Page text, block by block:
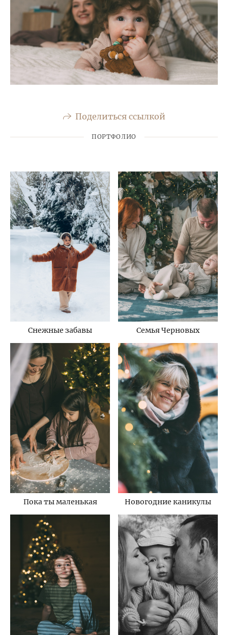
Поделиться ссылкой
ПОРТФОЛИО
Снежные забавы Семья Черновых
Пока ты маленькая Новогодние каникулы